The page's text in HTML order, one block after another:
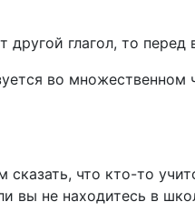
другой глагол, то
во
сказать, что кто-то
вы не находитесь в